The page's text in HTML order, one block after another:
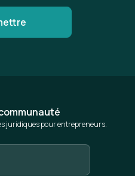
juridiques pour entrepreneurs.